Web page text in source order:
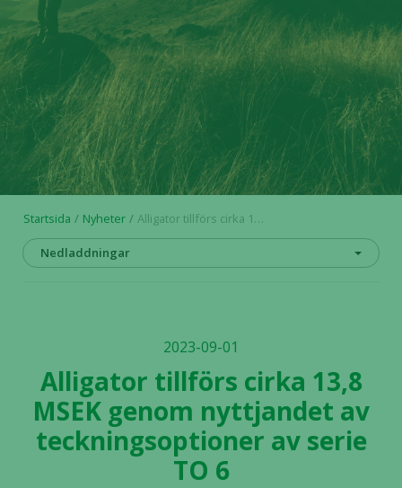
Startsida Nyheter Alligator tillförs cirka 13,8 MSEK genom nyttjandet av teckningsoptioner av serie TO 6
Nedladdningar
2023-09-01
Alligator tillförs cirka 13,8
MSEK genom nyttjandet av
teckningsoptioner av serie
TO 6